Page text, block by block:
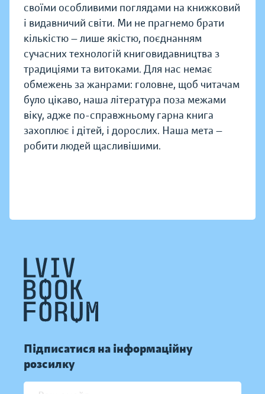
своїми особливими поглядами на книжковий
і видавничий світи. Ми не прагнемо брати
кількістю — лише якістю, поєднанням
сучасних технологій книговидавництва з
традиціями та витоками. Для нас немає
обмежень за жанрами: головне, щоб читачам
було цікаво, наша література поза межами
віку, адже по-справжньому гарна книга
захоплює і дітей, і дорослих. Наша мета —
робити людей щасливішими.
Підписатися на інформаційну
розсилку